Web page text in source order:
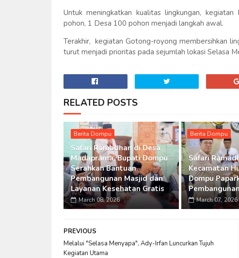
Untuk meningkatkan kualitas lingkungan,
pohon, 1 Desa 100 pohon menjadi langkah awal.
Terakhir, kegiatan Gotong-royong membersihkan
turut menjadi prioritas pada sejumlah lokasi Selasa
RELATED POSTS
Berita Dompu
Safari Ramadhan di Desa
Madaprama, Bupati Dompu
Serahkan Bantuan
Pembangunan Masjid dan
Layanan Kesehatan Gratis
March 08, 2026
Berita Dompu
Safari
Kecamatan
Dompu
March 07, 2026
PREVIOUS
Melalui "Selasa Menyapa", Ady-Irfan Luncurkan Tujuh
Kegiatan Utama